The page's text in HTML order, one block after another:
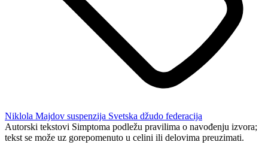
Niklola Majdov suspenzija Svetska džudo federacija
Autorski tekstovi Simptoma podležu pravilima o navođenju izvora;
tekst se može uz gorepomenuto u celini ili delovima preuzimati.